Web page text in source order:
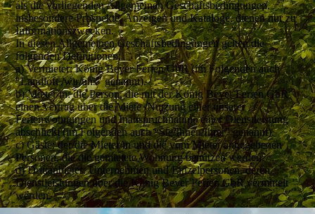
als die vorliegenden Allgemeinen Geschäftsbedingungen,
insbesondere Prospekte, Anzeigen und Kataloge, dienen nur zu
Informationszwecken.
In diesen Allgemeinen Geschäftsbedingungen gelten die
folgenden Definitionen:
a) Vermieter: König Beyer Ferien GbR (im Folgenden auch
"Landloft /wir/uns" genannt).
b) Mieter/in: die Person, die mit der König Beyer Ferien GbR
einen Vertrag über die Miete /Nutzung einer unserer
Ferienwohnungen und Inanspruchnahme einer Dienstleistung
abschließt (im Folgenden auch “Sie/Ihnen/Ihrer” genannt).
c) Gäste: der/die Mieter/in und die vom Mieter angegebenen
Personen, die die gemietete Wohnung benutzen werden.
d) Drittanbieter: Unternehmen und Einzelpersonen, deren
Dienstleistungen über die König Beyer Ferien GbR vermittelt
werden.